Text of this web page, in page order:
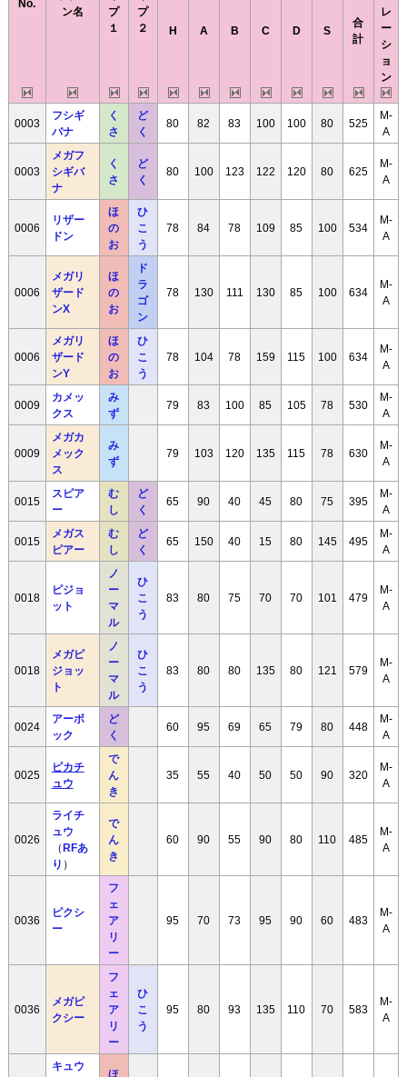
No.
ン名
プ
１
プ
２
レ
ー
シ
ョ
ン
H A B C D S
合
計
0003
フシギ
バナ
く
さ
ど
く
80 82 83 100 100 80 525
M-
A
0003
メガフ
シギバ
ナ
く
さ
ど
く
80 100 123 122 120 80 625
M-
A
0006
リザー
ドン
ほ
の
お
ひ
こ
う
78 84 78 109 85 100 534
M-
A
0006
メガリ
ザード
ンX
ほ
の
お
ド
ラ
ゴ
ン
78 130 111 130 85 100 634
M-
A
0006
メガリ
ザード
ンY
ほ
の
お
ひ
こ
う
78 104 78 159 115 100 634
M-
A
0009
カメッ
クス
み
ず
79 83 100 85 105 78 530
M-
A
0009
メガカ
メック
ス
み
ず
79 103 120 135 115 78 630
M-
A
0015
スピア
ー
む
し
ど
く
65 90 40 45 80 75 395
M-
A
0015
メガス
ピアー
む
し
ど
く
65 150 40 15 80 145 495
M-
A
0018
ピジョ
ット
ノ
ー
マ
ル
ひ
こ
う
83 80 75 70 70 101 479
M-
A
0018
メガピ
ジョッ
ト
ノ
ー
マ
ル
ひ
こ
う
83 80 80 135 80 121 579
M-
A
0024
アーボ
ック
ど
く
60 95 69 65 79 80 448
M-
A
0025
ピカチ
ュウ
で
ん
き
35 55 40 50 50 90 320
M-
A
0026
ライチ
ュウ
（ RFあ
り ）
で
ん
き
60 90 55 90 80 110 485
M-
A
0036
ピクシ
ー
フ
ェ
ア
リ
ー
95 70 73 95 90 60 483
M-
A
0036
メガピ
クシー
フ
ェ
ア
リ
ー
ひ
こ
う
95 80 93 135 110 70 583
M-
A
キュウ
ほ